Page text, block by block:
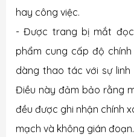
hay công việc.
- Được trang bị mắt
phẩm cung cấp độ
dàng thao tác với sự
Điều này đảm bảo rằng
đều được ghi nhận chính
mạch và không gián đoạn.